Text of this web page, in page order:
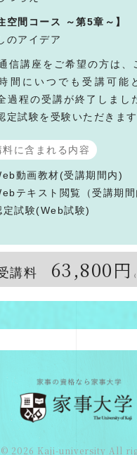
空間コース ～第5章～】
のアイデア
信講座をご希望の方は、
間にいつでも受講可能
過程の受講が終了しまし
定試験を受験いただきます
料に含まれる内容
動画教材(受講期間内)
テキスト閲覧（受講期間
定試験(Web試験)
講料 63,800円
2026 Kaji-university All